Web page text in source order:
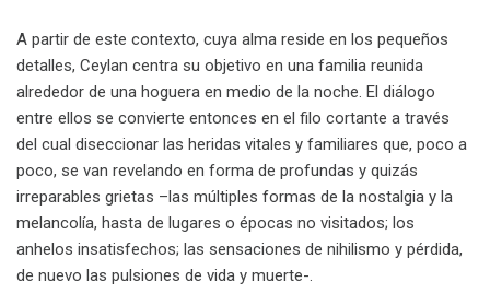
A partir de este contexto, cuya alma reside en los pequeños
detalles, Ceylan centra su objetivo en una familia reunida
alrededor de una hoguera en medio de la noche. El diálogo
entre ellos se convierte entonces en el filo cortante a través
del cual diseccionar las heridas vitales y familiares que, poco a
poco, se van revelando en forma de profundas y quizás
irreparables grietas –las múltiples formas de la nostalgia y la
melancolía, hasta de lugares o épocas no visitados; los
anhelos insatisfechos; las sensaciones de nihilismo y pérdida,
de nuevo las pulsiones de vida y muerte-.